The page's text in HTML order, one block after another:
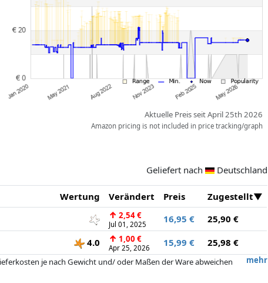
Aktuelle Preis seit April 25th 2026
Amazon pricing is not included in price tracking/graph
Geliefert nach Deutschland
Wertung Verändert Preis
Zugestellt
↑ 2,54 €
Jul 01, 2025 16,95 €
25,90 €
4.0 ↑ 1,00 €
Apr 25, 2026 15,99 € 25,98 €
mehr
je nach Gewicht und/ oder Maßen der Ware abweichen